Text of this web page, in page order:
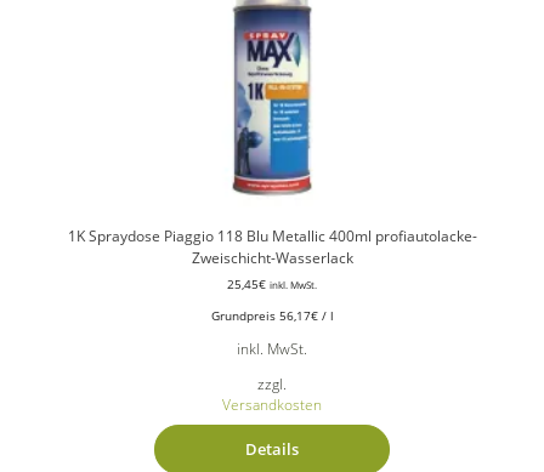
1K Spraydose Piaggio 118 Blu Metallic 400ml profiautolacke-
Zweischicht-Wasserlack
25,45€ inkl. MwSt.
Grundpreis 56,17€/ l
inkl. MwSt.
zzgl.
Versandkosten
Details